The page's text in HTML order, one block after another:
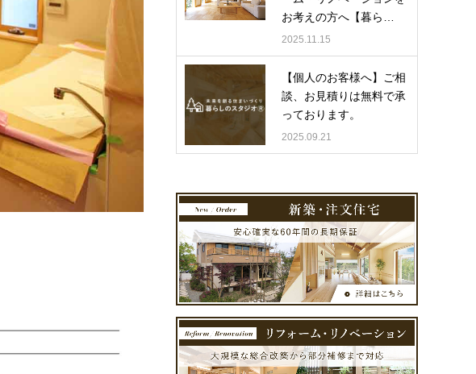
お考えの方へ【暮ら…
2025.11.15
【個人のお客様へ】ご相
談、お見積りは無料で承
っております。
2025.09.21